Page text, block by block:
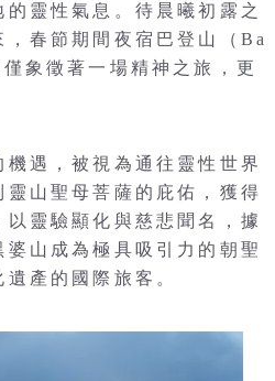
靈性氣息。待晨曦初露之
春節期間夜宿巴登山（Ba
象徵著一場精神之旅，更
遇，被視為通往靈性世界
山聖母菩薩的庇佑，獲得
靈驗顯化與慈悲聞名，據
山成為極具吸引力的朝聖
產的國際旅客。